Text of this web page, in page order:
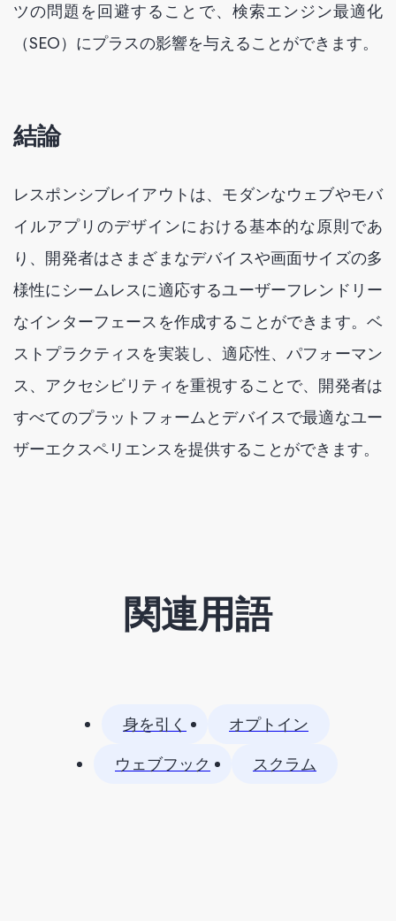
ツの問題を回避することで、検索エンジン最適化
（SEO）にプラスの影響を与えることができます。
結論
レスポンシブレイアウトは、モダンなウェブやモバ
イルアプリのデザインにおける基本的な原則であ
り、開発者はさまざまなデバイスや画面サイズの多
様性にシームレスに適応するユーザーフレンドリー
なインターフェースを作成することができます。ベ
ストプラクティスを実装し、適応性、パフォーマン
ス、アクセシビリティを重視することで、開発者は
すべてのプラットフォームとデバイスで最適なユー
ザーエクスペリエンスを提供することができます。
関連用語
身を引く
オプトイン
ウェブフック
スクラム